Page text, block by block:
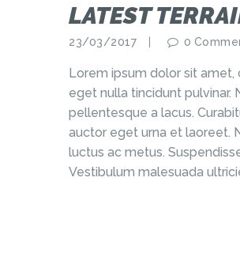
LATEST
23/03/2017 0
Lorem ipsum dolor sit
eget nulla tincidunt pulvinar.
pellentesque a lacus.
auctor eget urna et laoreet.
luctus ac metus.
Vestibulum malesuada